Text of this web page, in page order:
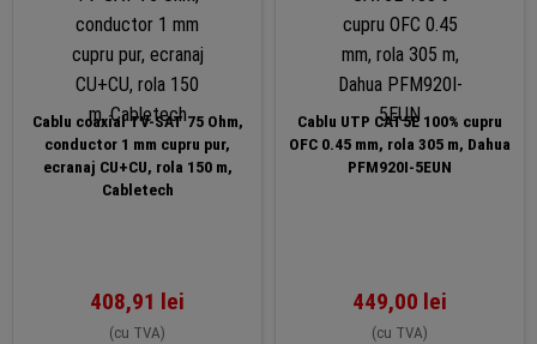
Cablu coaxial TV-SAT 75 Ohm,
conductor 1 mm cupru pur,
ecranaj CU+CU, rola 150 m,
Cabletech
408,91 lei
(cu TVA)
Cablu UTP CAT5E 100% cupru
OFC 0.45 mm, rola 305 m, Dahua
PFM920I-5EUN
449,00 lei
(cu TVA)